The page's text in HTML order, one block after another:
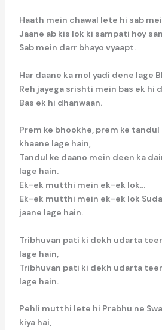
Haath mein chawal lete hi sab
Jaane ab kis lok ki sampati hoy
Sab mein darr bhayo vyaapt.
Har daane ka mol yadi dene lage
Reh jayega srishti mein bas ek hi
Bas ek hi dhanwaan.
Prem ke bhookhe, prem ke tandul
khaane lage hain,
Tandul ke daano mein deen ka
lage hain.
Ek-ek mutthi mein ek-ek lok…
Ek-ek mutthi mein ek-ek lok
jaane lage hain.
Tribhuvan pati ki dekh udarta
lage hain,
Tribhuvan pati ki dekh udarta
lage hain.
Pehli mutthi lete hi Prabhu ne
kiya hai,